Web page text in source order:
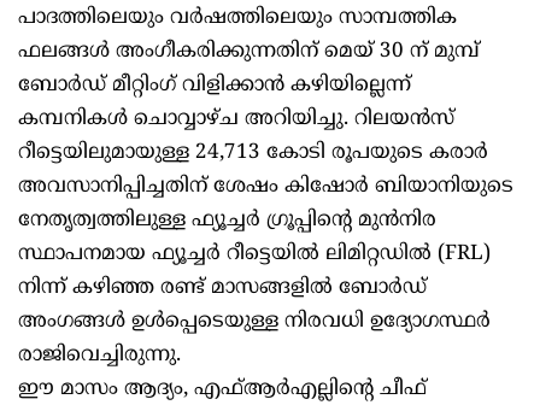
പാദത്തിലെയും വർഷത്തിലെയും സാമ്പത്തിക
ഫലങ്ങൾ അംഗീകരിക്കുന്നതിന് മെയ് 30 ന് മുമ്പ്
ബോർഡ് മീറ്റിംഗ് വിളിക്കാൻ കഴിയില്ലെന്ന്
കമ്പനികൾ ചൊവ്വാഴ്ച അറിയിച്ചു. റിലയൻസ്
റീട്ടെയിലുമായുള്ള 24,713 കോടി രൂപയുടെ കരാർ
അവസാനിപ്പിച്ചതിന് ശേഷം കിഷോർ ബിയാനിയുടെ
നേതൃത്വത്തിലുള്ള ഫ്യൂച്ചർ ഗ്രൂപ്പിന്റെ മുൻനിര
സ്ഥാപനമായ ഫ്യൂച്ചർ റീട്ടെയിൽ ലിമിറ്റഡിൽ (FRL)
നിന്ന് കഴിഞ്ഞ രണ്ട് മാസങ്ങളിൽ ബോർഡ്
അംഗങ്ങൾ ഉൾപ്പെടെയുള്ള നിരവധി ഉദ്യോഗസ്ഥർ
രാജിവെച്ചിരുന്നു.
ഈ മാസം ആദ്യം, എഫ്‌ആർഎല്ലിന്റെ ചീഫ്